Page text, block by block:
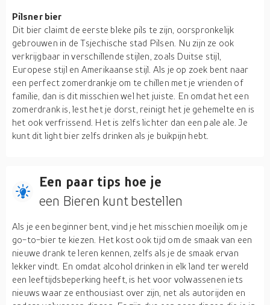
Pilsner bier
Dit bier claimt de eerste bleke pils te zijn, oorspronkelijk
gebrouwen in de Tsjechische stad Pilsen. Nu zijn ze ook
verkrijgbaar in verschillende stijlen, zoals Duitse stijl,
Europese stijl en Amerikaanse stijl. Als je op zoek bent naar
een perfect zomerdrankje om te chillen met je vrienden of
familie, dan is dit misschien wel het juiste. En omdat het een
zomerdrank is, lest het je dorst, reinigt het je gehemelte en is
het ook verfrissend. Het is zelfs lichter dan een pale ale. Je
kunt dit light bier zelfs drinken als je buikpijn hebt.
Een paar tips hoe je
een Bieren kunt bestellen
Als je een beginner bent, vind je het misschien moeilijk om je
go-to-bier te kiezen. Het kost ook tijd om de smaak van een
nieuwe drank te leren kennen, zelfs als je de smaak ervan
lekker vindt. En omdat alcohol drinken in elk land ter wereld
een leeftijdsbeperking heeft, is het voor volwassenen iets
nieuws waar ze enthousiast over zijn, net als autorijden en